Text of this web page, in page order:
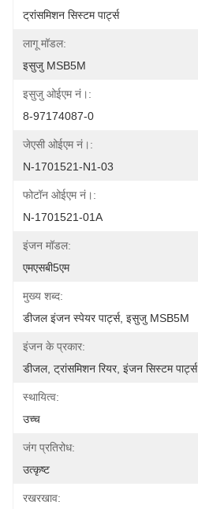
ट्रांसमिशन सिस्टम पार्ट्स
लागू मॉडल:
इसुजु MSB5M
इसुजु ओईएम नं।:
8-97174087-0
जेएसी ओईएम नं।:
N-1701521-N1-03
फोटॉन ओईएम नं।:
N-1701521-01A
इंजन मॉडल:
एमएसबी5एम
मुख्य शब्द:
डीजल इंजन स्पेयर पार्ट्स, इसुजु MSB5M
इंजन के प्रकार:
डीजल, ट्रांसमिशन रियर, इंजन सिस्टम पार्ट्स
स्थायित्व:
उच्च
जंग प्रतिरोध:
उत्कृष्ट
रखरखाव: